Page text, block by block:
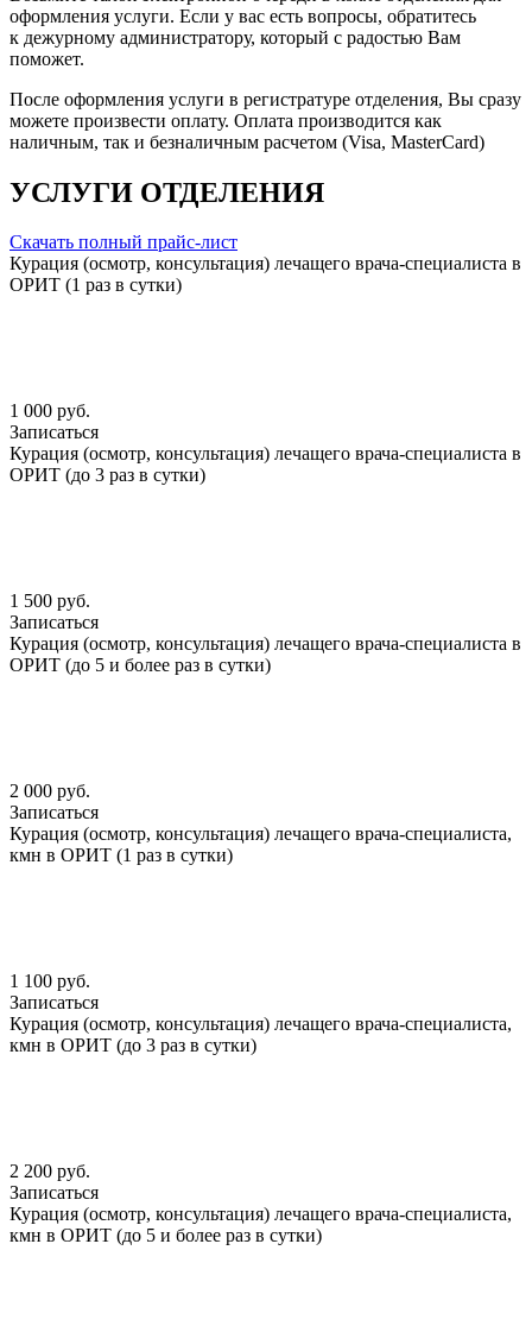
оформления услуги. Если у вас есть вопросы, обратитесь
к дежурному администратору, который с радостью Вам
поможет.
После оформления услуги в регистратуре отделения, Вы сразу
можете произвести оплату. Оплата производится как
наличным, так и безналичным расчетом (Visa, MasterCard)
УСЛУГИ ОТДЕЛЕНИЯ
Скачать полный прайс-лист
Курация (осмотр, консультация) лечащего врача-специалиста в
ОРИТ (1 раз в сутки)
1 000 руб.
Записаться
Курация (осмотр, консультация) лечащего врача-специалиста в
ОРИТ (до 3 раз в сутки)
1 500 руб.
Записаться
Курация (осмотр, консультация) лечащего врача-специалиста в
ОРИТ (до 5 и более раз в сутки)
2 000 руб.
Записаться
Курация (осмотр, консультация) лечащего врача-специалиста,
кмн в ОРИТ (1 раз в сутки)
1 100 руб.
Записаться
Курация (осмотр, консультация) лечащего врача-специалиста,
кмн в ОРИТ (до 3 раз в сутки)
2 200 руб.
Записаться
Курация (осмотр, консультация) лечащего врача-специалиста,
кмн в ОРИТ (до 5 и более раз в сутки)